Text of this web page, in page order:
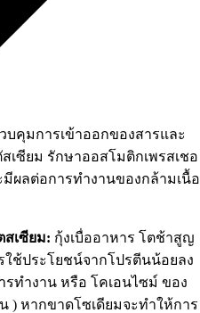
บคุมการเข้าออกของสารและ
เซียม รักษาออสโมติกเพรสเชอ
ผลต่อการทำงานของกล้ามเนื้อ
สเซียม: กุ้งเบื่ออาหาร โตช้าสูญ
ใช้ประโยชน์จากโปรตีนน้อยลง
รทำงาน หรือ โคเอนไซม์ ของ
) หากขาดโซเดียมจะทำให้การ